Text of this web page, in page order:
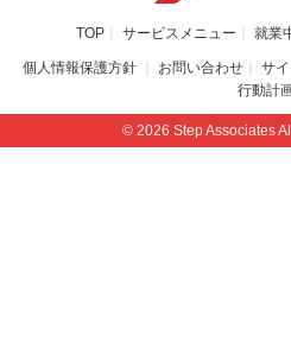
TOP サービスメニュー 就業
個人情報保護方針 お問い合わせ サ
行動計
© 2026 Step Associates